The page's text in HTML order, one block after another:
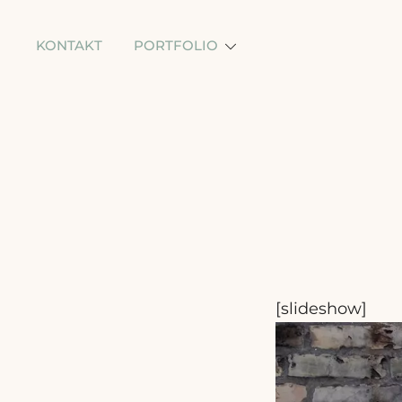
KONTAKT PORTFOLIO
[slideshow]